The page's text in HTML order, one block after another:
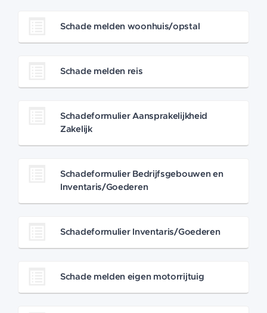
Schade melden woonhuis/opstal
Schade melden reis
Schadeformulier Aansprakelijkheid
Zakelijk
Schadeformulier Bedrijfsgebouwen en
Inventaris/Goederen
Schadeformulier Inventaris/Goederen
Schade melden eigen motorrijtuig